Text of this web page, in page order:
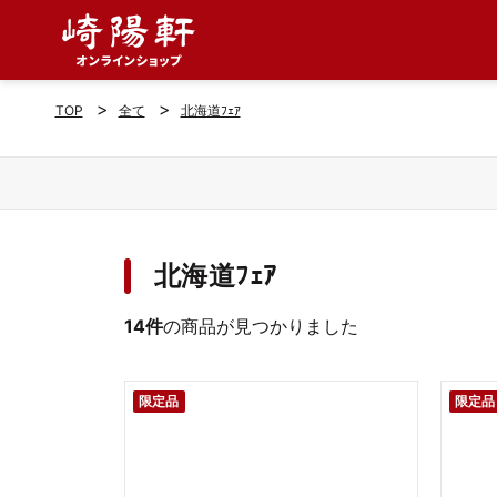
TOP > 全て > 北海道ﾌｪｱ
北海道ﾌｪｱ
14件の商品が見つかりました
限定品 限定品